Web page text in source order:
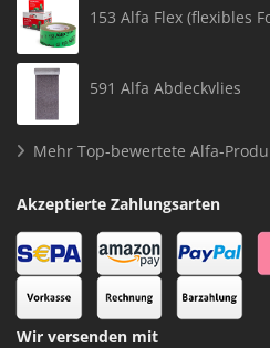
153 Alfa Flex (flexibles
591 Alfa Abdeckvlies
Mehr Top-bewertete Alfa-
Akzeptierte Zahlungsarten
Wir versenden mit